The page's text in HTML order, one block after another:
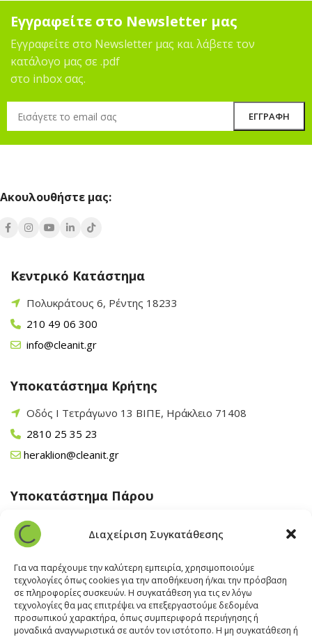
Διαχείριση Συγκατάθεσης
Για να παρέχουμε την καλύτερη εμπειρία, χρησιμοποιούμε
τεχνολογίες όπως cookies για την αποθήκευση ή/και την πρόσβαση
σε πληροφορίες συσκευών. Η συγκατάθεση για τις εν λόγω
τεχνολογίες θα μας επιτρέψει να επεξεργαστούμε δεδομένα
προσωπικού χαρακτήρα, όπως συμπεριφορά περιήγησης ή
μοναδικά αναγνωριστικά σε αυτόν τον ιστότοπο. Η μη συγκατάθεση ή
Εγγραφείτε στο Newsletter μας
Εγγραφείτε στο Newsletter μας και λάβετε τον
κατάλογο μας σε .pdf
στο inbox σας.
Ακουλουθήστε μας:
Κεντρικό Κατάστημα
Πολυκράτους 6, Ρέντης 18233
210 49 06 300
info@cleanit.gr
Υποκατάστημα Κρήτης
Οδός Ι Τετράγωνο 13 ΒΙΠΕ, Ηράκλειο 71408
2810 25 35 23
heraklion@cleanit.gr
Υποκατάστημα Πάρου
Άγιος Βλάσης Αρχίλοχος, Πάρος 84400
22840 43 163
paros@cleanit.gr
Υποκατάστημα Σαντορίνης
Έξω Γωνία, Σαντορίνη847 00